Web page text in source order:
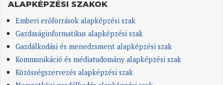
ALAPKÉPZÉSI SZAKOK
Emberi erőforrások alapképzési szak
Gazdaságinformatikus alapképzési szak
Gazdálkodási és menedzsment alapképzési szak
Kommunikáció és médiatudomány alapképzési szak
Közösségszervezés alapképzési szak